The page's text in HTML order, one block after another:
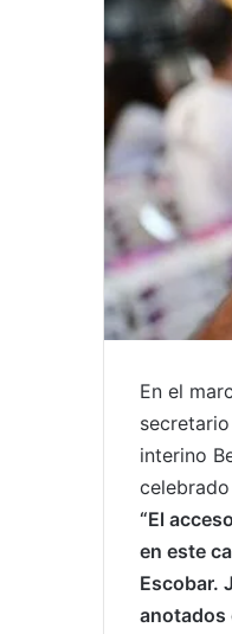
En el
interino
“El
en este
Escobar.
anotados